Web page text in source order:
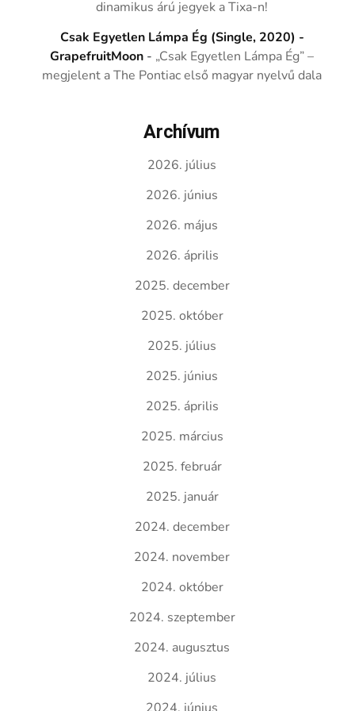
dinamikus árú jegyek a Tixa-n!
Csak Egyetlen Lámpa Ég (Single, 2020) -
GrapefruitMoon - „Csak Egyetlen Lámpa Ég” –
megjelent a The Pontiac első magyar nyelvű dala
Archívum
2026. július
2026. június
2026. május
2026. április
2025. december
2025. október
2025. július
2025. június
2025. április
2025. március
2025. február
2025. január
2024. december
2024. november
2024. október
2024. szeptember
2024. augusztus
2024. július